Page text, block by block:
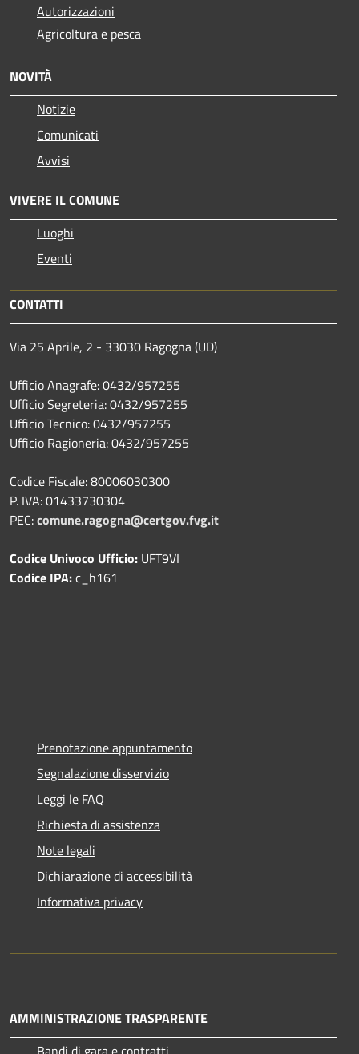
Autorizzazioni
Agricoltura e pesca
NOVITÀ
Notizie
Comunicati
Avvisi
VIVERE IL COMUNE
Luoghi
Eventi
CONTATTI
Via 25 Aprile, 2 - 33030 Ragogna (UD)
Ufficio Anagrafe: 0432/957255
Ufficio Segreteria: 0432/957255
Ufficio Tecnico: 0432/957255
Ufficio Ragioneria: 0432/957255
Codice Fiscale: 80006030300
P. IVA: 01433730304
PEC:comune.ragogna@certgov.fvg.it
Codice Univoco Ufficio: UFT9VI
Codice IPA:c_h161
Prenotazione appuntamento
Segnalazione disservizio
Leggi le FAQ
Richiesta di assistenza
Note legali
Dichiarazione di accessibilità
Informativa privacy
AMMINISTRAZIONE TRASPARENTE